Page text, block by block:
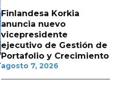
Finlandesa Korkia
anuncia nuevo
vicepresidente
ejecutivo de Gestión de
Portafolio y Crecimiento
agosto 7, 2026